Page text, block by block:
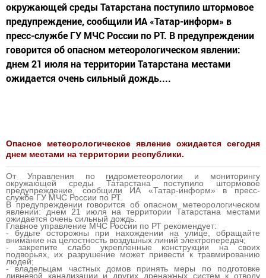
окружающей среды Татарстана поступило штормовое
предупреждение, сообщили ИА «Татар-информ» в
пресс-службе ГУ МЧС России по РТ. В предупреждении
говорится об опасном метеорологическом явлении:
днем 21 июля на территории Татарстана местами
ожидается очень сильный дождь....
Опасное метеорологическое явление ожидается сегодня
днем местами на территории республики.
От Управления по гидрометеорологии и мониторингу
окружающей среды Татарстана поступило штормовое
предупреждение, сообщили ИА «Татар-информ» в пресс-
службе ГУ МЧС России по РТ.
В предупреждении говорится об опасном метеорологическом
явлении: днем 21 июля на территории Татарстана местами
ожидается очень сильный дождь.
Главное управление МЧС России по РТ рекомендует:
- будьте осторожны при нахождении на улице, обращайте
внимание на целостность воздушных линий электропередач;
- закрепите слабо укрепленные конструкции на своих
подворьях, их разрушение может привести к травмированию
людей;
- владельцам частных домов принять меры по подготовке
ливневой канализации и других дренажных систем к отводу